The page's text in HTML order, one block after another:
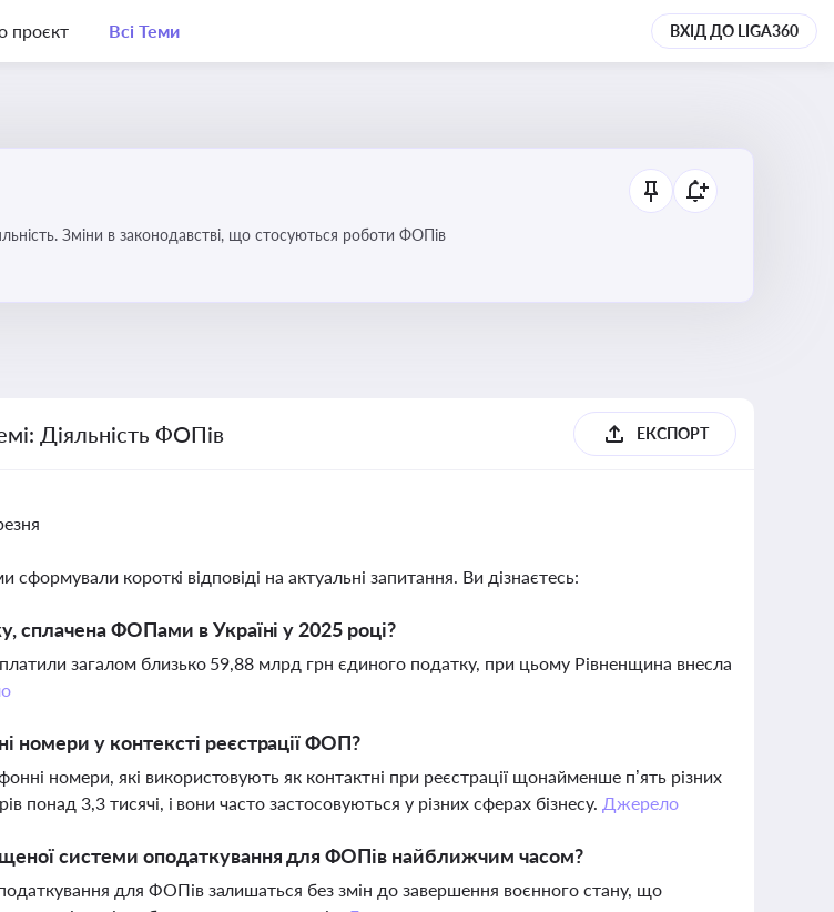
проєкт Всі Теми ВХІД ДО LIGA360
Зміни в законодавстві, що стосуються роботи ФОПів
Діяльність ФОПів ЕКСПОРТ
сформували короткі відповіді на актуальні запитання. Ви дізнаєтесь:
сплачена ФОПами в Україні у 2025 році?
загалом близько 59,88 млрд грн єдиного податку, при цьому Рівненщина внесла
номери у контексті реєстрації ФОП?
номери, які використовують як контактні при реєстрації щонайменше п’ять різних
понад 3,3 тисячі, і вони часто застосовуються у різних сферах бізнесу. Джерело
системи оподаткування для ФОПів найближчим часом?
для ФОПів залишаться без змін до завершення воєнного стану, що